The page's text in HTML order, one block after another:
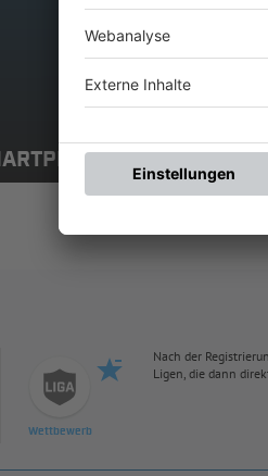
ABONNIERE
Wettbewerb
Nach der
Ligen, die dann